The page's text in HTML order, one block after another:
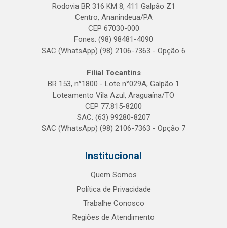
Rodovia BR 316 KM 8, 411 Galpão Z1
Centro, Ananindeua/PA
CEP 67030-000
Fones: (98) 98481-4090
SAC (WhatsApp) (98) 2106-7363 - Opção 6
Filial Tocantins
BR 153, n°1800 - Lote n°029A, Galpão 1
Loteamento Vila Azul, Araguaína/TO
CEP 77.815-8200
SAC: (63) 99280-8207
SAC (WhatsApp) (98) 2106-7363 - Opção 7
Institucional
Quem Somos
Política de Privacidade
Trabalhe Conosco
Regiões de Atendimento